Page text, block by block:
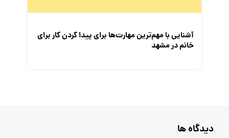
آشنایی با مهم‌ترین مهارت‌ها برای پیدا کردن کار برای
خانم در مشهد
دیدگاه ها